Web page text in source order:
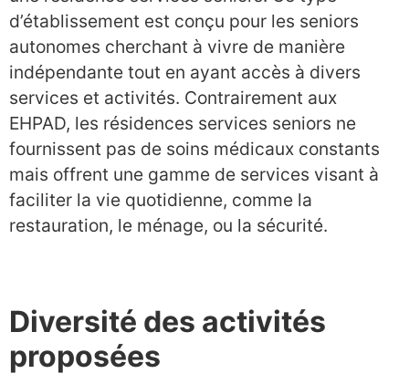
d’établissement est conçu pour les seniors
autonomes cherchant à vivre de manière
indépendante tout en ayant accès à divers
services et activités. Contrairement aux
EHPAD, les résidences services seniors ne
fournissent pas de soins médicaux constants
mais offrent une gamme de services visant à
faciliter la vie quotidienne, comme la
restauration, le ménage, ou la sécurité.
Diversité des activités
proposées